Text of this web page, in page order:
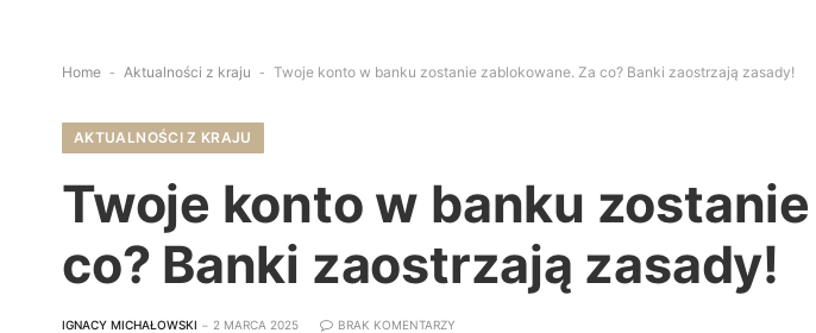
Home - Aktualności z kraju - Twoje konto w banku zostanie zablokowane. Za co? Banki zaostrzają zasady!
AKTUALNOŚCI Z KRAJU
Twoje konto w banku
co? Banki zaostrzają zasady!
IGNACY MICHAŁOWSKI 2 MARCA 2025 BRAK KOMENTARZY